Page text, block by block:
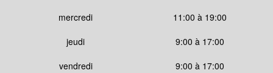
mercredi
11:00 à 19:00
jeudi
9:00 à 17:00
vendredi
9:00 à 17:00